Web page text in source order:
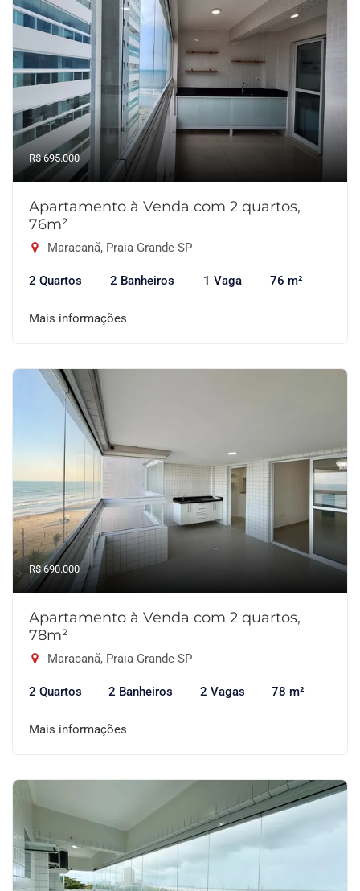
R$ 695.000
Apartamento à Venda com 2 quartos,
76m²
Maracanã, Praia Grande-SP
2 Quartos 2 Banheiros 1 Vaga 76 m²
Mais informações
R$ 690.000
Apartamento à Venda com 2 quartos,
78m²
Maracanã, Praia Grande-SP
2 Quartos 2 Banheiros 2 Vagas 78 m²
Mais informações